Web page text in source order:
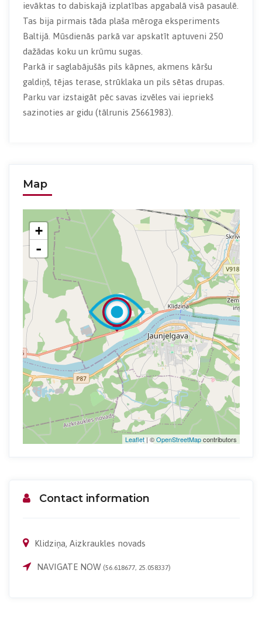
ievāktas to dabiskajā izplatības apgabalā visā pasaulē.
Tas bija pirmais tāda plaša mēroga eksperiments
Baltijā. Mūsdienās parkā var apskatīt aptuveni 250
dažādas koku un krūmu sugas.
Parkā ir saglabājušās pils kāpnes, akmens kāršu
galdiņš, tējas terase, strūklaka un pils sētas drupas.
Parku var izstaigāt pēc savas izvēles vai iepriekš
sazinoties ar gidu (tālrunis 25661983).
Map
+
-
Leaflet| ©OpenStreetMapcontributors
Contact information
Klidziņa, Aizkraukles novads
NAVIGATE NOW (56.618677, 25.058337)